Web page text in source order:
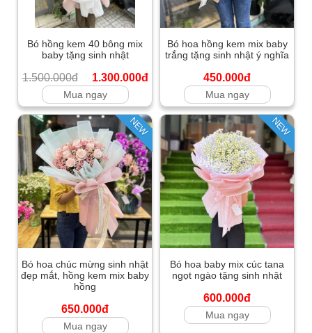
Bó hồng kem 40 bông mix
baby tặng sinh nhật
1.500.000đ 1.300.000đ
Mua ngay
Bó hoa hồng kem mix baby
trắng tặng sinh nhật ý nghĩa
450.000đ
Mua ngay
NEW
Bó hoa chúc mừng sinh nhật
đẹp mắt, hồng kem mix baby
hồng
650.000đ
Mua ngay
NEW
Bó hoa baby mix cúc tana
ngọt ngào tặng sinh nhật
600.000đ
Mua ngay